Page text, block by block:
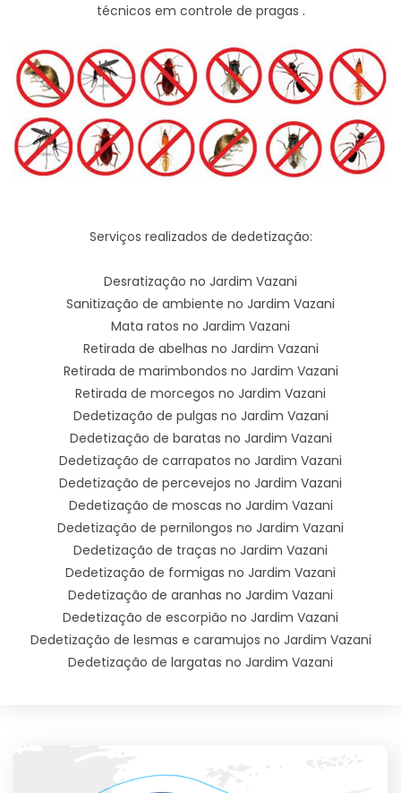
técnicos em controle de pragas .
Serviços realizados de dedetização:
Desratização no Jardim Vazani
Sanitização de ambiente no Jardim Vazani
Mata ratos no Jardim Vazani
Retirada de abelhas no Jardim Vazani
Retirada de marimbondos no Jardim Vazani
Retirada de morcegos no Jardim Vazani
Dedetização de pulgas no Jardim Vazani
Dedetização de baratas no Jardim Vazani
Dedetização de carrapatos no Jardim Vazani
Dedetização de percevejos no Jardim Vazani
Dedetização de moscas no Jardim Vazani
Dedetização de pernilongos no Jardim Vazani
Dedetização de traças no Jardim Vazani
Dedetização de formigas no Jardim Vazani
Dedetização de aranhas no Jardim Vazani
Dedetização de escorpião no Jardim Vazani
Dedetização de lesmas e caramujos no Jardim Vazani
Dedetização de largatas no Jardim Vazani